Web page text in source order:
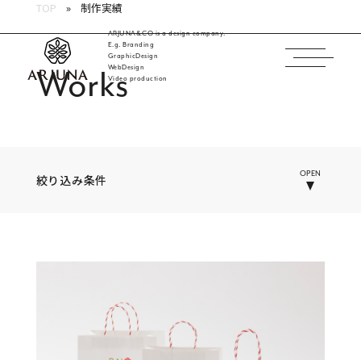
福岡 ブランディング・ブランディングデザイン
ARJUNA&CO is a design company.
E.g. Branding
GraphicDesign
WebDesign
Video production
TOP 制作実績
Works
絞り込み条件 OPEN
ホテル・旅館 製造・メーカー
工業・インフラ・流通・交通 建築・住宅・不動産